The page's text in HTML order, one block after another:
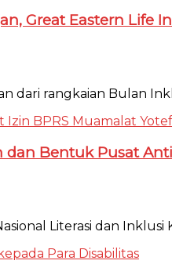
Great Eastern Life
dari rangkaian Bulan
dan Bentuk Pusat
Literasi dan